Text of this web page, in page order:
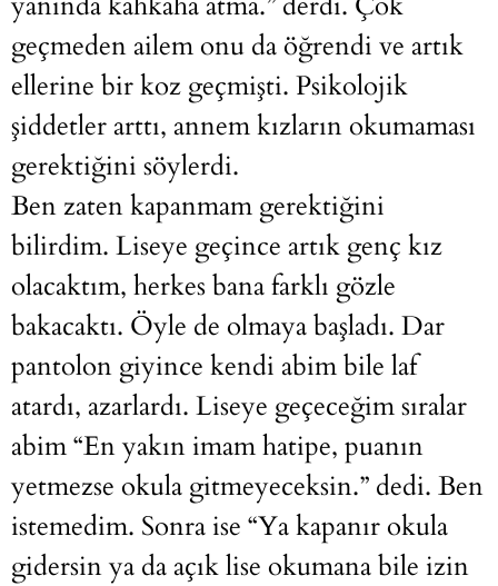
geçmeden ailem onu da öğrendi ve artık
ellerine bir koz geçmişti. Psikolojik
şiddetler arttı, annem kızların okumaması
gerektiğini söylerdi.
Ben zaten kapanmam gerektiğini
bilirdim. Liseye geçince artık genç kız
olacaktım, herkes bana farklı gözle
bakacaktı. Öyle de olmaya başladı. Dar
pantolon giyince kendi abim bile laf
atardı, azarlardı. Liseye geçeceğim sıralar
abim “En yakın imam hatipe, puanın
yetmezse okula gitmeyeceksin.” dedi. Ben
istemedim. Sonra ise “Ya kapanır okula
gidersin ya da açık lise okumana bile izin